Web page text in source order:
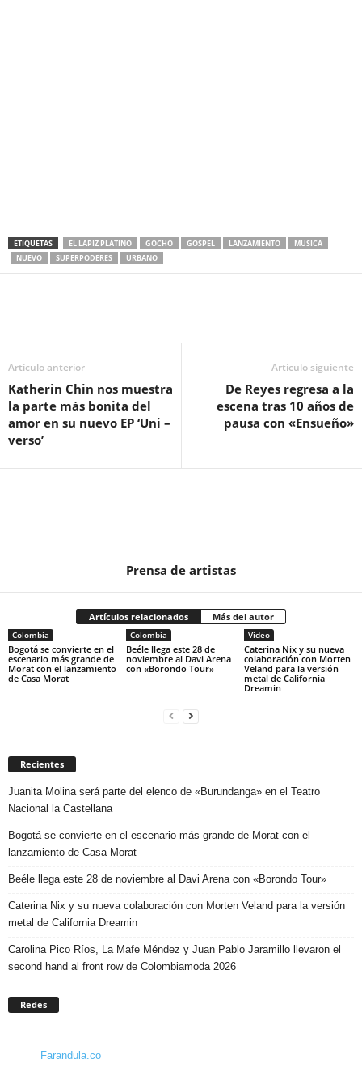
ETIQUETAS EL LAPIZ PLATINO GOCHO GOSPEL LANZAMIENTO
MUSICA
NUEVO
SUPERPODERES URBANO
Artículo anterior
Katherin Chin nos muestra
la parte más bonita del
amor en su nuevo EP ‘Uni –
verso’
Artículo siguiente
De Reyes regresa a la
escena tras 10 años de
pausa con «Ensueño»
Prensa de artistas
Artículos relacionados Más del autor
Colombia
Bogotá se convierte en el
escenario más grande de
Morat con el lanzamiento
de Casa Morat
Colombia
Beéle llega este 28 de
noviembre al Davi Arena
con «Borondo Tour»
Video
Caterina Nix y su nueva
colaboración con Morten
Veland para la versión
metal de California
Dreamin
Recientes
Juanita Molina será parte del elenco de «Burundanga» en el Teatro
Nacional la Castellana
Bogotá se convierte en el escenario más grande de Morat con el
lanzamiento de Casa Morat
Beéle llega este 28 de noviembre al Davi Arena con «Borondo Tour»
Caterina Nix y su nueva colaboración con Morten Veland para la versión
metal de California Dreamin
Carolina Pico Ríos, La Mafe Méndez y Juan Pablo Jaramillo llevaron el
second hand al front row de Colombiamoda 2026
Redes
Farandula.co